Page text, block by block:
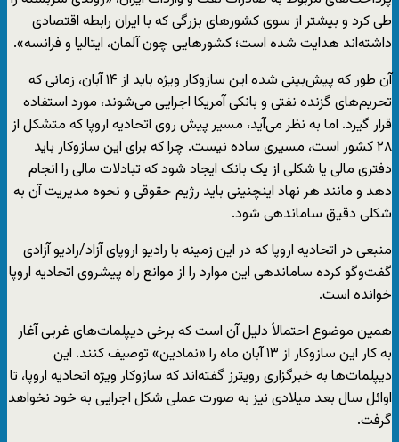
طی کرد و بیشتر از سوی کشورهای بزرگی که با ایران رابطه اقتصادی
داشته‌اند هدایت شده است؛ کشورهایی چون آلمان، ایتالیا و فرانسه».
آن طور که پیش‌بینی شده این سازوکار ویژه باید از ۱۴ آبان، زمانی که
تحریم‌های گزنده نفتی و بانکی آمریکا اجرایی می‌شوند، مورد استفاده
قرار گیرد. اما به نظر می‌آید، مسیر پیش روی اتحادیه اروپا که متشکل از
۲۸ کشور است، مسیری ساده نیست. چرا که برای این سازوکار باید
دفتری مالی یا شکلی از یک بانک ایجاد شود که تبادلات مالی را انجام
دهد و مانند هر نهاد اینچنینی باید رژیم حقوقی و نحوه مدیریت آن به
شکلی دقیق ساماندهی شود.
منبعی در اتحادیه اروپا که در این زمینه با رادیو اروپای آزاد/رادیو آزادی
گفت‌وگو کرده ساماندهی این موارد را از موانع راه پیشروی اتحادیه اروپا
خوانده است.
همین موضوع احتمالاً دلیل آن است که برخی دیپلمات‌های غربی آغار
به کار این سازوکار از ۱۳ آبان ماه را «نمادین» توصیف کنند. این
دیپلمات‌ها به خبرگزاری رویترز گفته‌اند که سازوکار ویژه اتحادیه اروپا، تا
اوائل سال بعد میلادی نیز به صورت عملی شکل اجرایی به خود نخواهد
گرفت.